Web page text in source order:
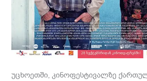
უცხოეთში, კინოფესტივალზე